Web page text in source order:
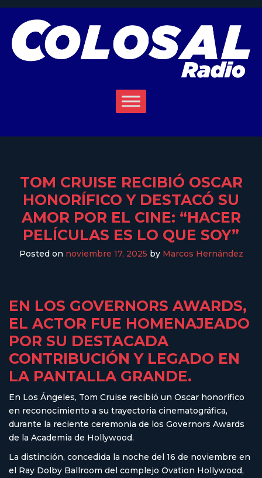
TOM CRUISE RECIBIÓ OSCAR
HONORÍFICO Y DESTACÓ SU
AMOR POR EL CINE: “HACER
PELÍCULAS ES LO QUE SOY”
Posted on noviembre 17, 2025 by Marcos Hernández
EN LOS GOVERNORS AWARDS,
EL ACTOR FUE HOMENAJEADO
POR SU DESTACADA
CONTRIBUCIÓN Y LEGADO EN
LA PANTALLA GRANDE.
En Los Ángeles, Tom Cruise recibió un Oscar honorífico
en reconocimiento a su trayectoria cinematográfica,
durante la reciente ceremonia de los Governors Awards
de la Academia de Hollywood.
La distinción, concedida la noche del 16 de noviembre en
el Ray Dolby Ballroom del complejo Ovation Hollywood,